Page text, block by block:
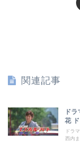
関連記事
ド
花
ドラ
西内